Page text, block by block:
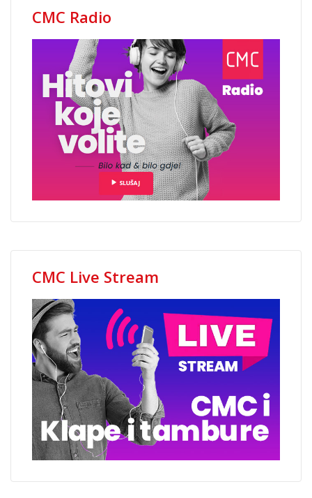
CMC Radio
CMC Live Stream